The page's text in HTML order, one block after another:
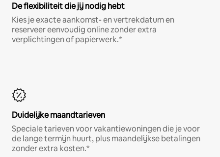
De flexibiliteit die jij nodig hebt
Kies je exacte aankomst- en vertrekdatum en
reserveer eenvoudig online zonder extra
verplichtingen of papierwerk.*
Duidelijke maandtarieven
Speciale tarieven voor vakantiewoningen die je voor
de lange termijn huurt, plus maandelijkse betalingen
zonder extra kosten.*